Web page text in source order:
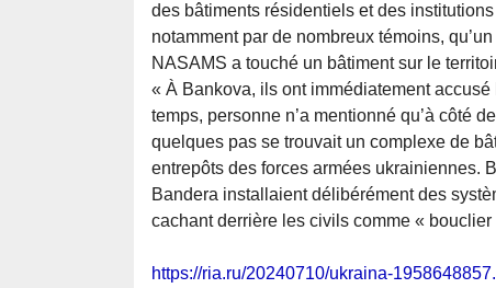
des bâtiments résidentiels et des
notamment par de nombreux témoins,
NASAMS a touché un bâtiment sur le
« À Bankova, ils ont immédiatement
temps, personne n’a mentionné qu’à côté
quelques pas se trouvait un complexe de
entrepôts des forces armées ukrainiennes.
Bandera installaient délibérément des
cachant derrière les civils comme «
https://ria.ru/20240710/ukraina-